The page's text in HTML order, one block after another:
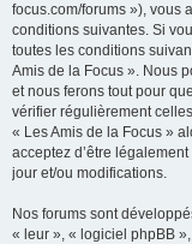
focus.com/forums »), vous
conditions suivantes. Si
toutes les conditions
Amis de la Focus ». Nous
et nous ferons tout pour
vérifier régulièrement
« Les Amis de la Focus »
acceptez d’être
jour et/ou modifications.
Nos forums sont
« leur », « logiciel phpBB